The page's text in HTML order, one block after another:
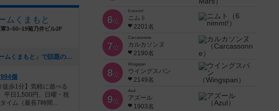
ムくまもと
3−50−19菊乃井ビル2F
[NEW] 🎲 「ボードゲームくまもと」で話題のゲームにチャレンジ！ 🚀✨（2024年12月16日 12時53分）
994個
徒歩1分】気軽に遊べる
平日1,500円、日曜・祝
イム（最長7時間...
6位
6 nimmt!
ニムト
2201名
7位
Carcassonne
カルカソンヌ
2190名
8位
Wingspan
ウイングスパン
2149名
9位
Azul
アズール
1903名